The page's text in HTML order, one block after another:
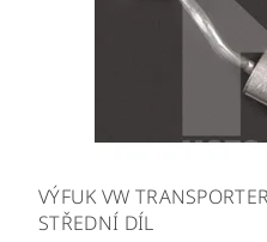
VÝFUK VW
STŘEDNÍ DÍL